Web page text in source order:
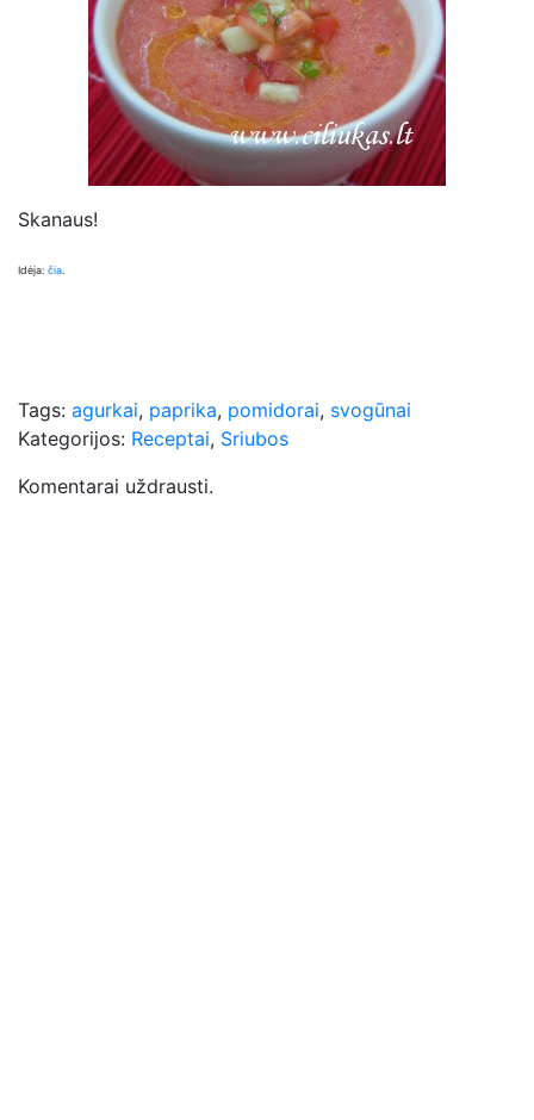
Skanaus!
Idėja: čia
Tags: agurkai, paprika, pomidorai, svogūnai
Kategorijos: Receptai, Sriubos
Komentarai uždrausti.